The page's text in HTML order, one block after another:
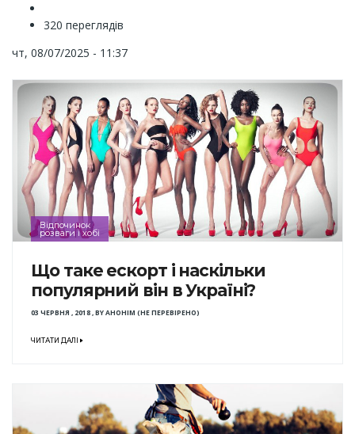
320 переглядів
чт, 08/07/2025 - 11:37
Відпочинок
розваги і хобі
Що таке ескорт і наскільки
популярний він в Україні?
03 ЧЕРВНЯ , 2018,BYАНОНІМ (НЕ ПЕРЕВІРЕНО)
ЧИТАТИ ДАЛІ